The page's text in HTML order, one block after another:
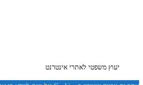
יעוץ משפטי לאתרי אינטרנט